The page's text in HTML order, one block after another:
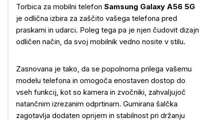
Več o izdelku
Torbica za mobilni telefon Samsung Galaxy A56 5G
je odlična izbira za zaščito vašega telefona pred
praskami in udarci. Poleg tega pa je njen čudovit dizajn
odličen način, da svoj mobilnik vedno nosite v stilu.
Zasnovana je tako, da se popolnoma prilega vašemu
modelu telefona in omogoča enostaven dostop do
vseh funkcij, kot so kamera in zvočniki, zahvaljujoč
natančnim izrezanim odprtinam. Gumirana šalčka
zagotavlja dodaten oprijem in stabilnost pri držanju